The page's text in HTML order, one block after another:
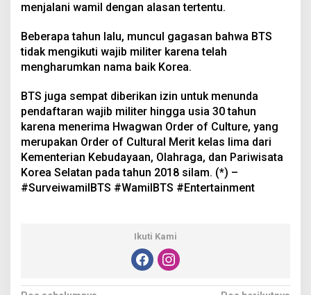
menjalani wamil dengan alasan tertentu.
Beberapa tahun lalu, muncul gagasan bahwa BTS
tidak mengikuti wajib militer karena telah
mengharumkan nama baik Korea.
BTS juga sempat diberikan izin untuk menunda
pendaftaran wajib militer hingga usia 30 tahun
karena menerima Hwagwan Order of Culture, yang
merupakan Order of Cultural Merit kelas lima dari
Kementerian Kebudayaan, Olahraga, dan Pariwisata
Korea Selatan pada tahun 2018 silam. (*) –
#SurveiwamilBTS #WamilBTS #Entertainment
Ikuti Kami